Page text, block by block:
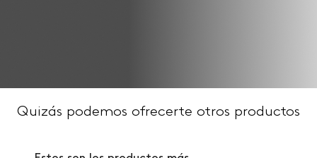
Quizás podemos ofrecerte otros productos